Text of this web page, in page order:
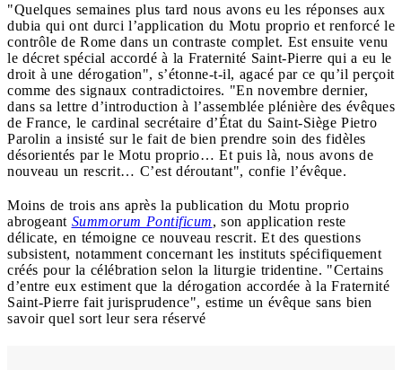
"Quelques semaines plus tard nous avons eu les réponses aux
dubia qui ont durci l’application du Motu proprio et renforcé le
contrôle de Rome dans un contraste complet. Est ensuite venu
le décret spécial accordé à la Fraternité Saint-Pierre qui a eu le
droit à une dérogation", s’étonne-t-il, agacé par ce qu’il perçoit
comme des signaux contradictoires. "En novembre dernier,
dans sa lettre d’introduction à l’assemblée plénière des évêques
de France, le cardinal secrétaire d’État du Saint-Siège Pietro
Parolin a insisté sur le fait de bien prendre soin des fidèles
désorientés par le Motu proprio… Et puis là, nous avons de
nouveau un rescrit… C’est déroutant", confie l’évêque.
Moins de trois ans après la publication du Motu proprio
abrogeant Summorum Pontificum, son application reste
délicate, en témoigne ce nouveau rescrit. Et des questions
subsistent, notamment concernant les instituts spécifiquement
créés pour la célébration selon la liturgie tridentine. "Certains
d’entre eux estiment que la dérogation accordée à la Fraternité
Saint-Pierre fait jurisprudence", estime un évêque sans bien
savoir quel sort leur sera réservé